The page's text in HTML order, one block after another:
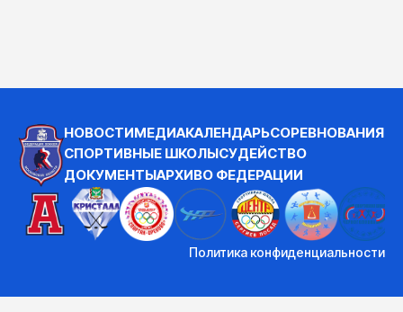
НОВОСТИМЕДИАКАЛЕНДАРЬСОРЕВНОВАНИЯ
СПОРТИВНЫЕ ШКОЛЫСУДЕЙСТВО
ДОКУМЕНТЫАРХИВО ФЕДЕРАЦИИ
Политика конфиденциальности